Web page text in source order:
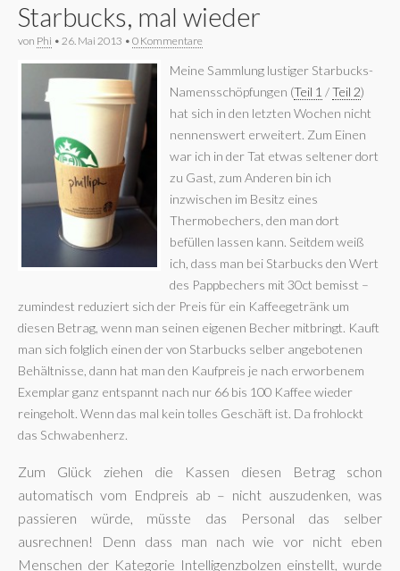
Starbucks, mal wieder
von Phi • 26. Mai 2013 • 0 Kommentare
Meine Sammlung lustiger Starbucks-
Namensschöpfungen (Teil 1 /Teil 2)
hat sich in den letzten Wochen nicht
nennenswert erweitert. Zum Einen
war ich in der Tat etwas seltener dort
zu Gast, zum Anderen bin ich
inzwischen im Besitz eines
Thermobechers, den man dort
befüllen lassen kann. Seitdem weiß
ich, dass man bei Starbucks den Wert
des Pappbechers mit 30ct bemisst –
zumindest reduziert sich der Preis für ein Kaffeegetränk um
diesen Betrag, wenn man seinen eigenen Becher mitbringt. Kauft
man sich folglich einen der von Starbucks selber angebotenen
Behältnisse, dann hat man den Kaufpreis je nach erworbenem
Exemplar ganz entspannt nach nur 66 bis 100 Kaffee wieder
reingeholt. Wenn das mal kein tolles Geschäft ist. Da frohlockt
das Schwabenherz.
Zum Glück ziehen die Kassen diesen Betrag schon
automatisch vom Endpreis ab – nicht auszudenken, was
passieren würde, müsste das Personal das selber
ausrechnen! Denn dass man nach wie vor nicht eben
Menschen der Kategorie Intelligenzbolzen einstellt, wurde